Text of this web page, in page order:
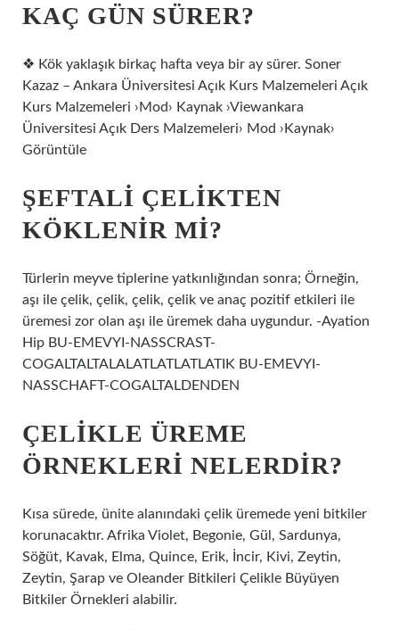
KAÇ GÜN SÜRER?
❖ Kök yaklaşık birkaç hafta veya bir ay sürer. Soner
Kazaz – Ankara Üniversitesi Açık Kurs Malzemeleri Açık
Kurs Malzemeleri ›Mod› Kaynak ›Viewankara
Üniversitesi Açık Ders Malzemeleri› Mod ›Kaynak›
Görüntüle
ŞEFTALI ÇELIKTEN
KÖKLENIR MI?
Türlerin meyve tiplerine yatkınlığından sonra; Örneğin,
aşı ile çelik, çelik, çelik, çelik ve anaç pozitif etkileri ile
üremesi zor olan aşı ile üremek daha uygundur. -Ayation
Hip BU-EMEVYI-NASSCRAST-
COGALTALTALALATLATLATLATIK BU-EMEVYI-
NASSCHAFT-COGALTALDENDEN
ÇELIKLE ÜREME
ÖRNEKLERI NELERDIR?
Kısa sürede, ünite alanındaki çelik üremede yeni bitkiler
korunacaktır. Afrika Violet, Begonie, Gül, Sardunya,
Söğüt, Kavak, Elma, Quince, Erik, İncir, Kivi, Zeytin,
Zeytin, Şarap ve Oleander Bitkileri Çelikle Büyüyen
Bitkiler Örnekleri alabilir.